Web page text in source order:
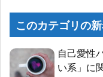
このカテゴリの
自己愛性
い系」に